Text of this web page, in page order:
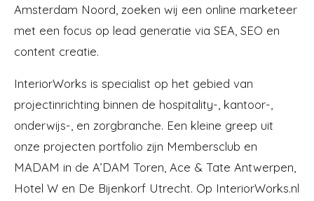
Amsterdam Noord, zoeken wij een online marketeer
met een focus op lead generatie via SEA, SEO en
content creatie.
InteriorWorks is specialist op het gebied van
projectinrichting binnen de hospitality-, kantoor-,
onderwijs-, en zorgbranche. Een kleine greep uit
onze projecten portfolio zijn Membersclub en
MADAM in de A’DAM Toren, Ace & Tate Antwerpen,
Hotel W en De Bijenkorf Utrecht. Op InteriorWorks.nl